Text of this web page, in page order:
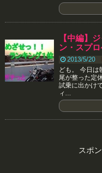
【中編】
ン・スプ
2013/5/20
ども。 今日は
尾が整った定
試乗に出かけ
ィ...
スポ